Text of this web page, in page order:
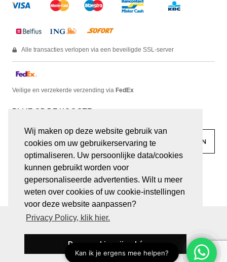
Wij maken op deze website gebruik van
cookies om uw gebruikerservaring te
optimaliseren. Uw persoonlijke data/cookies
kunnen gebruikt worden voor
gepersonaliseerde advertenties. Wilt u meer
weten over cookies of uw cookie-instellingen
voor deze website aanpassen?
Privacy Policy, klik hier.
Deze cookies zijn oké
Alle transacties verlopen via een beveiligde SSL-server
Veilige en verzekerde verzending via FedEx
BLIJF OP DE HOOGTE
facebook linkedin
© JUWELEN HAESEVOETS 2026